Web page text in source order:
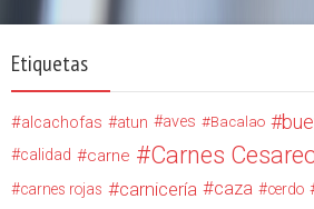
Etiquetas
alcachofas atun aves Bacalao
calidad carne Carnes
carnes rojas carnicería caza cerdo